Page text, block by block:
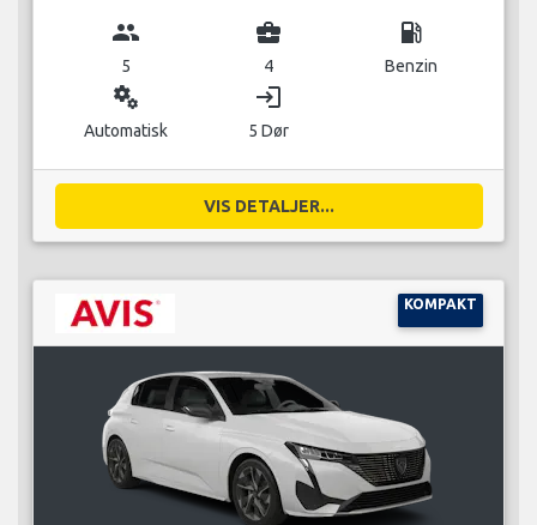
group
5
business_center
4
local_gas_station
Benzin
miscellaneous_services
Automatisk
login
5 Dør
VIS DETALJER...
KOMPAKT